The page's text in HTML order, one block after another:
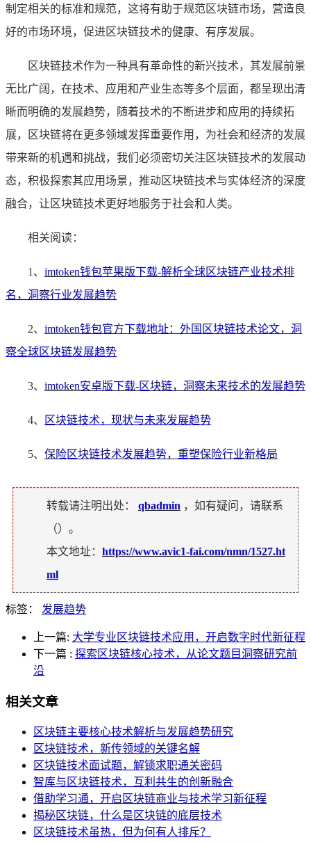
制定相关的标准和规范，这将有助于规范区块链市场，营造良
好的市场环境，促进区块链技术的健康、有序发展。
区块链技术作为一种具有革命性的新兴技术，其发展前景
无比广阔，在技术、应用和产业生态等多个层面，都呈现出清
晰而明确的发展趋势，随着技术的不断进步和应用的持续拓
展，区块链将在更多领域发挥重要作用，为社会和经济的发展
带来新的机遇和挑战，我们必须密切关注区块链技术的发展动
态，积极探索其应用场景，推动区块链技术与实体经济的深度
融合，让区块链技术更好地服务于社会和人类。
相关阅读：
1、 imtoken钱包苹果版下载-解析全球区块链产业技术排
名，洞察行业发展趋势
2、 imtoken钱包官方下载地址：外国区块链技术论文，洞
察全球区块链发展趋势
3、 imtoken安卓版下载-区块链，洞察未来技术的发展趋势
4、 区块链技术，现状与未来发展趋势
5、 保险区块链技术发展趋势，重塑保险行业新格局
转载请注明出处： qbadmin ，如有疑问，请联系
（）。
本文地址： https://www.avic1-fai.com/nmn/1527.ht
ml
标签： 发展趋势
上一篇: 大学专业区块链技术应用，开启数字时代新征程
下一篇 : 探索区块链核心技术，从论文题目洞察研究前
沿
相关文章
区块链主要核心技术解析与发展趋势研究
区块链技术，新传领域的关键名解
区块链技术面试题，解锁求职通关密码
智库与区块链技术，互利共生的创新融合
借助学习通，开启区块链商业与技术学习新征程
揭秘区块链，什么是区块链的底层技术
区块链技术虽热，但为何有人排斥？